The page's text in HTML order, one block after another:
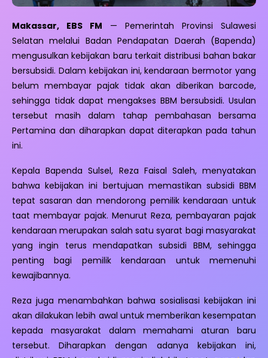
Makassar, EBS FM — Pemerintah Provinsi Sulawesi
Selatan melalui Badan Pendapatan Daerah (Bapenda)
mengusulkan kebijakan baru terkait distribusi bahan bakar
bersubsidi. Dalam kebijakan ini, kendaraan bermotor yang
belum membayar pajak tidak akan diberikan barcode,
sehingga tidak dapat mengakses BBM bersubsidi. Usulan
tersebut masih dalam tahap pembahasan bersama
Pertamina dan diharapkan dapat diterapkan pada tahun
ini.
Kepala Bapenda Sulsel, Reza Faisal Saleh, menyatakan
bahwa kebijakan ini bertujuan memastikan subsidi BBM
tepat sasaran dan mendorong pemilik kendaraan untuk
taat membayar pajak. Menurut Reza, pembayaran pajak
kendaraan merupakan salah satu syarat bagi masyarakat
yang ingin terus mendapatkan subsidi BBM, sehingga
penting bagi pemilik kendaraan untuk memenuhi
kewajibannya.
Reza juga menambahkan bahwa sosialisasi kebijakan ini
akan dilakukan lebih awal untuk memberikan kesempatan
kepada masyarakat dalam memahami aturan baru
tersebut. Diharapkan dengan adanya kebijakan ini,